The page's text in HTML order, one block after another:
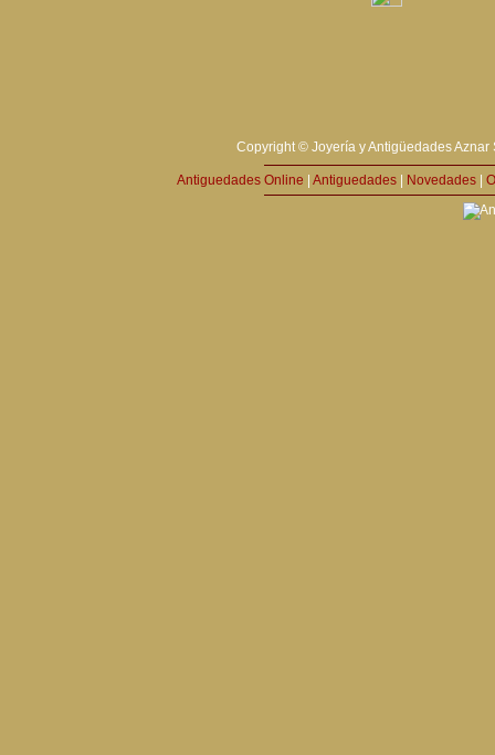
Copyright © Joyería y Antigüedades
Antiguedades Online Antiguedades Novedades